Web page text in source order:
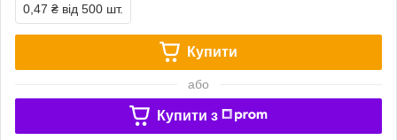
0,47 ₴ від 500 шт.
Купити
або
Купити з